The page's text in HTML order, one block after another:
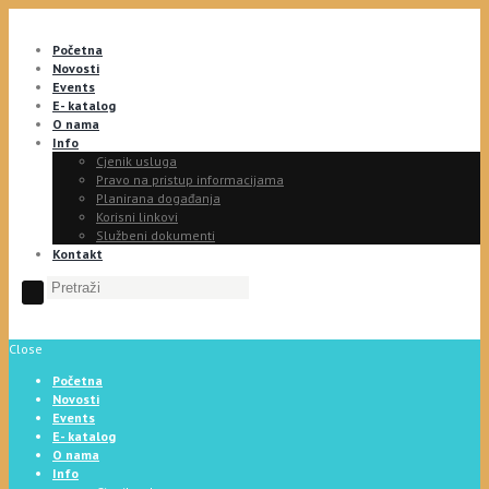
Početna
Novosti
Events
E- katalog
O nama
Info
Cjenik usluga
Pravo na pristup informacijama
Planirana događanja
Korisni linkovi
Službeni dokumenti
Kontakt
Close
Početna
Novosti
Events
E- katalog
O nama
Info